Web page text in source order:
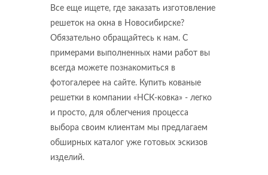
Все еще ищете, где заказать изготовление
решеток на окна в Новосибирске?
Обязательно обращайтесь к нам. С
примерами выполненных нами работ вы
всегда можете познакомиться в
фотогалерее на сайте. Купить кованые
решетки в компании «НСК-ковка» - легко
и просто, для облегчения процесса
выбора своим клиентам мы предлагаем
обширных каталог уже готовых эскизов
изделий.